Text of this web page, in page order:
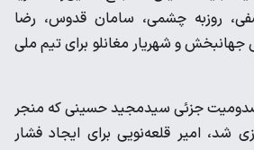
روزبه چشمی، سامان قدوس، رضا
و شهریار مغانلو برای تیم ملی
جزئی سیدمجید حسینی که منجر
شد، امیر قلعه‌نویی برای ایجاد فشار